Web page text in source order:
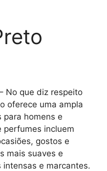
No que diz respeito
oferece uma ampla
homens e
perfumes incluem
gostos e
mais suaves e
e marcantes.